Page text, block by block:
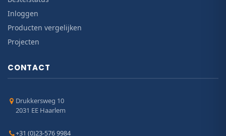
Inloggen
Producten vergelijken
Projecten
CONTACT
Drukkersweg 10
2031 EE Haarlem
+31 (0)23-576 9984